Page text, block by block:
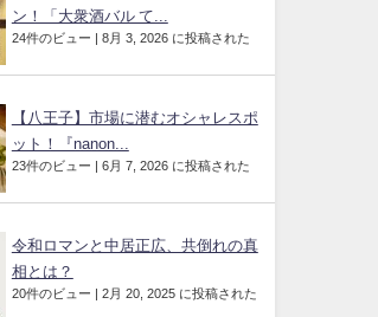
ン！「大衆酒バル て...
24件のビュー | 8月 3, 2026 に投稿された
【八王子】市場に潜むオシャレスポ
ット！『nanon...
23件のビュー | 6月 7, 2026 に投稿された
令和ロマンと中居正広、共倒れの真
相とは？
20件のビュー | 2月 20, 2025 に投稿された